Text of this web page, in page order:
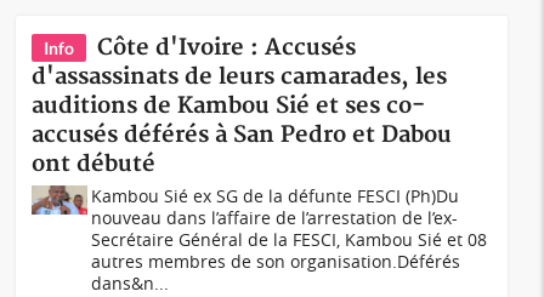
Info
Côte d'Ivoire : Accusés
d'assassinats de leurs camarades, les
auditions de Kambou Sié et ses co-
accusés déférés à San Pedro et Dabou
ont débuté
Kambou Sié ex SG de la défunte FESCI (Ph)Du
nouveau dans l’affaire de l’arrestation de l’ex-
Secrétaire Général de la FESCI, Kambou Sié et 08
autres membres de son organisation.Déférés
dans&n...